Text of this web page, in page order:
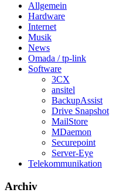
Allgemein
Hardware
Internet
Musik
News
Omada / tp-link
Software
3CX
ansitel
BackupAssist
Drive Snapshot
MailStore
MDaemon
Securepoint
Server-Eye
Telekommunikation
Archiv